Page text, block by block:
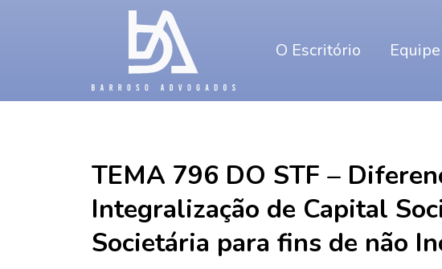
O Escritório Equipe
TEMA 796 DO STF –
Integralização de Capital
Societária para fins de não